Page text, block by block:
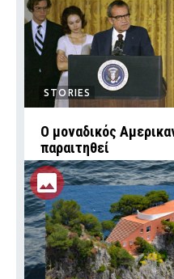
STORIES
Ο μοναδικός
παραιτηθεί